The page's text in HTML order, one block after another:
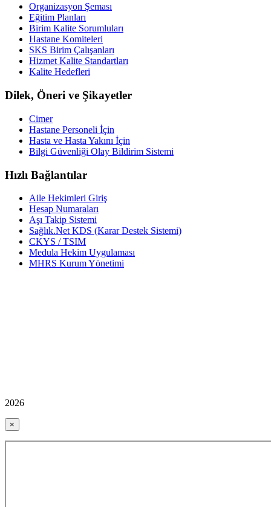
Organizasyon Şeması
Eğitim Planları
Birim Kalite Sorumluları
Hastane Komiteleri
SKS Birim Çalışanları
Hizmet Kalite Standartları
Kalite Hedefleri
Dilek, Öneri ve Şikayetler
Cimer
Hastane Personeli İçin
Hasta ve Hasta Yakını İçin
Bilgi Güvenliği Olay Bildirim Sistemi
Hızlı Bağlantılar
Aile Hekimleri Giriş
Hesap Numaraları
Aşı Takip Sistemi
Sağlık.Net KDS (Karar Destek Sistemi)
CKYS / TSIM
Medula Hekim Uygulaması
MHRS Kurum Yönetimi
2026
×